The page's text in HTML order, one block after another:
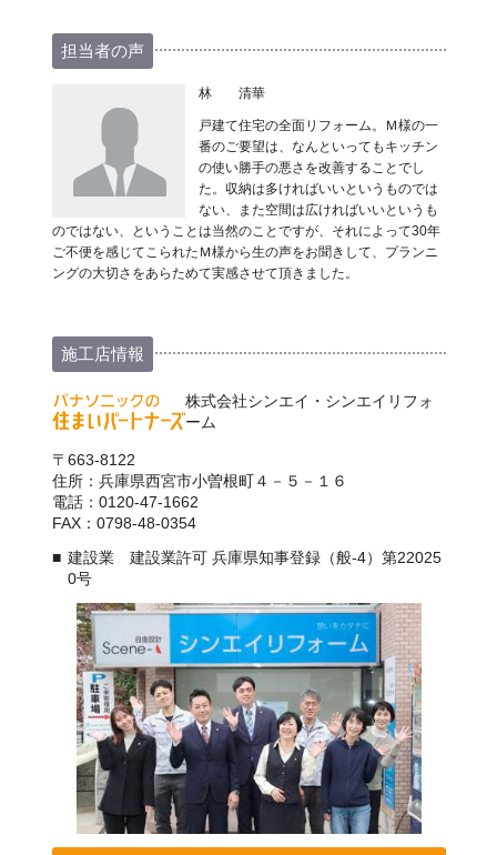
担当者の声
林 清華
戸建て住宅の全面リフォーム。Ｍ様の一
番のご要望は、なんといってもキッチン
の使い勝手の悪さを改善することでし
た。収納は多ければいいというものでは
ない、また空間は広ければいいというも
のではない、ということは当然のことですが、それによって30年
ご不便を感じてこられたＭ様から生の声をお聞きして、プランニ
ングの大切さをあらためて実感させて頂きました。
施工店情報
株式会社シンエイ・シンエイリフォ
ーム
〒663-8122
住所：兵庫県西宮市小曽根町４－５－１６
電話：0120-47-1662
FAX：0798-48-0354
建設業 建設業許可 兵庫県知事登録（般-4）第22025
0号